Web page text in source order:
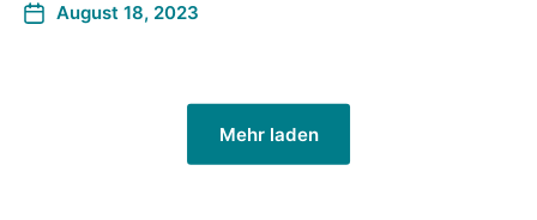
August 18, 2023
Mehr laden